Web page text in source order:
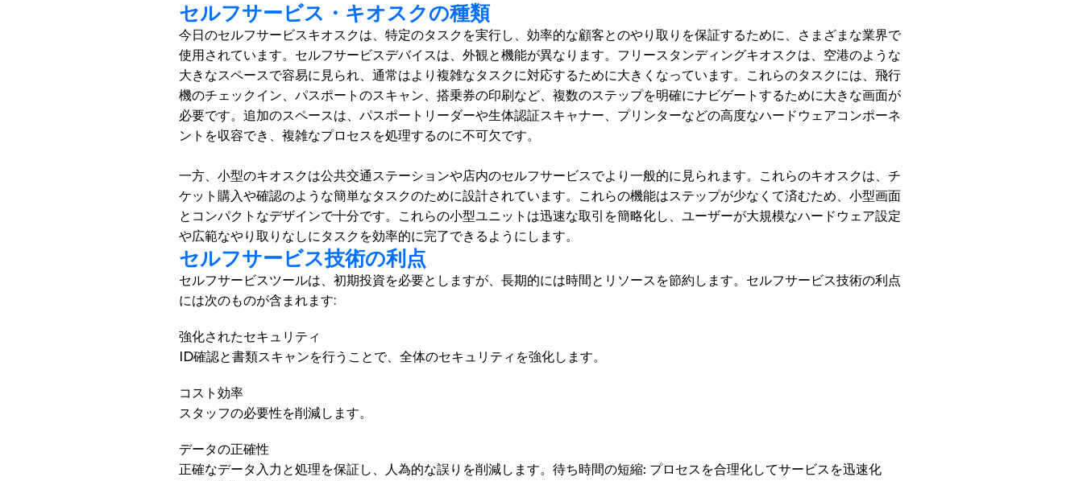
セルフサービス・キオスクの種類
今日のセルフサービスキオスクは、特定のタスクを実行し、効率的な顧客とのやり取りを保証するために、さまざまな業界で
使用されています。セルフサービスデバイスは、外観と機能が異なります。フリースタンディングキオスクは、空港のような
大きなスペースで容易に見られ、通常はより複雑なタスクに対応するために大きくなっています。これらのタスクには、飛行
機のチェックイン、パスポートのスキャン、搭乗券の印刷など、複数のステップを明確にナビゲートするために大きな画面が
必要です。追加のスペースは、パスポートリーダーや生体認証スキャナー、プリンターなどの高度なハードウェアコンポーネ
ントを収容でき、複雑なプロセスを処理するのに不可欠です。
一方、小型のキオスクは公共交通ステーションや店内のセルフサービスでより一般的に見られます。これらのキオスクは、チ
ケット購入や確認のような簡単なタスクのために設計されています。これらの機能はステップが少なくて済むため、小型画面
とコンパクトなデザインで十分です。これらの小型ユニットは迅速な取引を簡略化し、ユーザーが大規模なハードウェア設定
や広範なやり取りなしにタスクを効率的に完了できるようにします。
セルフサービス技術の利点
セルフサービスツールは、初期投資を必要としますが、長期的には時間とリソースを節約します。セルフサービス技術の利点
には次のものが含まれます:
強化されたセキュリティ
ID確認と書類スキャンを行うことで、全体のセキュリティを強化します。
コスト効率
スタッフの必要性を削減します。
データの正確性
正確なデータ入力と処理を保証し、人為的な誤りを削減します。 待ち時間の短縮: プロセスを合理化してサービスを迅速化